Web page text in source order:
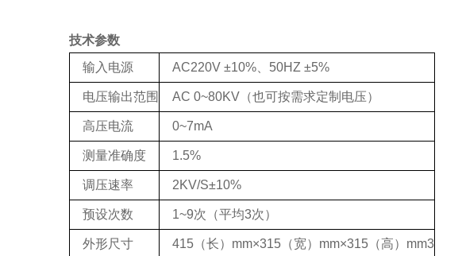
技术参数
输入电源
AC220V ±10%、50HZ ±5%
电压输出范围 AC 0~80KV（也可按需求定制电压）
高压电流 0~7mA
测量准确度 1.5%
调压速率 2KV/S±10%
预设次数 1~9次（平均3次）
外形尺寸 415（长）mm×315（宽）mm×315（高）mm3